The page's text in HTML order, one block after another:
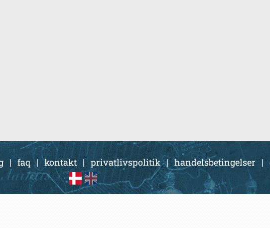
|faq |kontakt| privatlivspolitik|handelsbetingelser |